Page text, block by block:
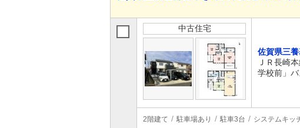
中古住宅
佐賀県三
ＪＲ長崎
学校前」
2階建て 駐車場あり 駐車3台 システムキッ